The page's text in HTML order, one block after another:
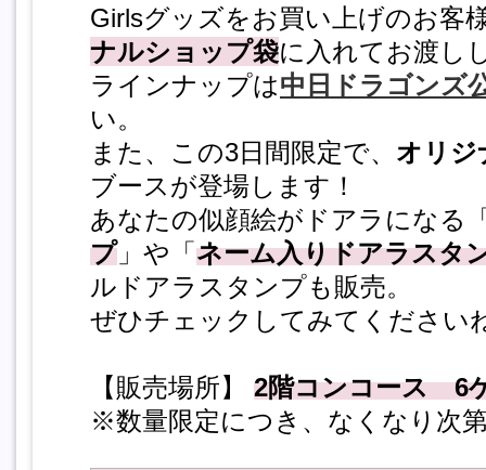
Girlsグッズをお買い上げのお客
ナルショップ袋に入れてお渡し
ラインナップは中日ドラゴンズ
い。
また、この3日間限定で、 オリジ
ブースが登場します！
あなたの似顔絵がドアラになる
プ」や「 ネーム入りドアラスタ
ルドアラスタンプも販売。
ぜひチェックしてみてください
【販売場所】 2階コンコース 6
※数量限定につき、なくなり次